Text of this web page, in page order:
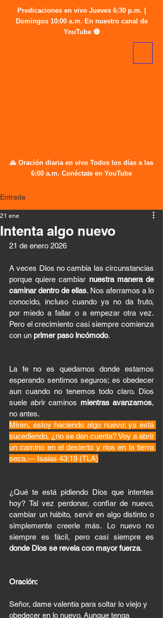
🙏 Oración diaria en vivo Todos los días a las
6:00 a.m. Conéctate en YouTube
Predicaciones en vivo Jueves 6:30 p.m. |
Domingos 10:00 a.m. En nuestro canal de
YouTube 🔴
Entrada
Intenta algo nuevo
21 ene
21 de enero 2026
A veces Dios no cambia las circunstancias
porque quiere cambiar nuestra manera de
caminar dentro de ellas. Nos aferramos a lo
conocido, incluso cuando ya no da fruto,
por miedo a fallar o a empezar otra vez.
Pero el crecimiento casi siempre comienza
con un primer paso incómodo.
La fe no es quedarnos donde estamos
esperando sentirnos seguros; es obedecer
aun cuando no tenemos todo claro. Dios
suele abrir caminos mientras avanzamos,
no antes.
Miren, estoy haciendo algo nuevo; ya está
sucediendo, ¿no se dan cuenta? Voy a abrir
un camino en el desierto y ríos en la tierra
seca.— Isaías 43:19 (TLA)
¿Qué te está pidiendo Dios que intentes
hoy? Tal vez perdonar, confiar de nuevo,
cambiar un hábito, servir en algo distinto o
simplemente creerle más. Lo nuevo no
donde Dios se revela con mayor fuerza.
Oración:
Señor, dame valentía para soltar lo viejo y
obedecer en lo nuevo. Aunque tenga